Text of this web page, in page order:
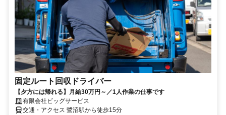
固定ルート回収ドライバー
【夕方には帰れる】月給30万円～／1人作業の仕事です
有限会社ビッグサービス
交通・アクセス 鷺沼駅から徒歩15分